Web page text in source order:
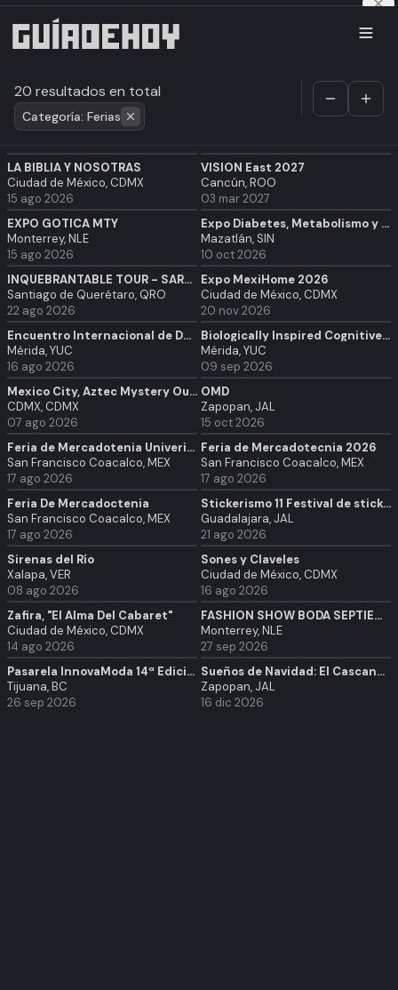
20 resultados en total
Categoría: Ferias
LA BIBLIA Y NOSOTRAS
Ciudad de México, CDMX
15 ago 2026
VISION East 2027
Cancún, ROO
03 mar 2027
EXPO GOTICA MTY
Monterrey, NLE
15 ago 2026
Expo Diabetes, Metabolismo y Obesidad 2026
Mazatlán, SIN
10 oct 2026
INQUEBRANTABLE TOUR - SARAI RIVERA
Santiago de Querétaro, QRO
22 ago 2026
Expo MexiHome 2026
Ciudad de México, CDMX
20 nov 2026
Encuentro Internacional de Danza Española y Flamenco Taam Taam Edición 2026 - Mérida
Mérida, YUC
16 ago 2026
Biologically Inspired Cognitive Architectures - 2026
Mérida, YUC
09 sep 2026
Mexico City, Aztec Mystery Outdoor Exploration Game
CDMX, CDMX
07 ago 2026
OMD
Zapopan, JAL
15 oct 2026
Feria de Mercadotenia Univerisdad Lucerna
San Francisco Coacalco, MEX
17 ago 2026
Feria de Mercadotecnia 2026
San Francisco Coacalco, MEX
17 ago 2026
Feria De Mercadoctenia
San Francisco Coacalco, MEX
17 ago 2026
Stickerismo 11 Festival de stickers y merch en Via Libertad
Guadalajara, JAL
21 ago 2026
Sirenas del Río
Xalapa, VER
08 ago 2026
Sones y Claveles
Ciudad de México, CDMX
16 ago 2026
Zafira, "El Alma Del Cabaret"
Ciudad de México, CDMX
14 ago 2026
FASHION SHOW BODA SEPTIEMBRE 2026
Monterrey, NLE
27 sep 2026
Pasarela InnovaModa 14ª Edición: Concurso de Diseñadores
Tijuana, BC
26 sep 2026
Sueños de Navidad: El Cascanueces
Zapopan, JAL
16 dic 2026